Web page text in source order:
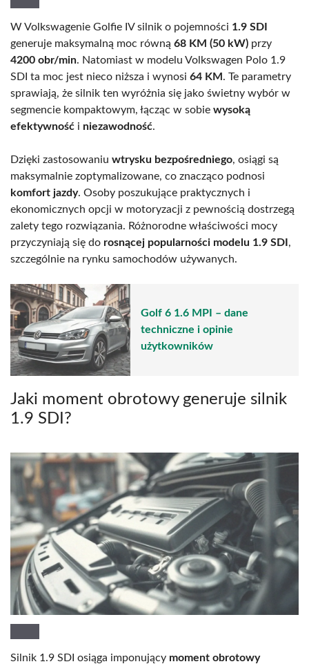
W Volkswagenie Golfie IV silnik o pojemności 1.9 SDI
generuje maksymalną moc równą 68 KM (50 kW) przy
4200 obr/min. Natomiast w modelu Volkswagen Polo 1.9
SDI ta moc jest nieco niższa i wynosi 64 KM . Te parametry
sprawiają, że silnik ten wyróżnia się jako świetny wybór w
segmencie kompaktowym, łącząc w sobie wysoką
efektywność i niezawodność.
Dzięki zastosowaniu wtrysku bezpośredniego, osiągi są
maksymalnie zoptymalizowane, co znacząco podnosi
komfort jazdy. Osoby poszukujące praktycznych i
ekonomicznych opcji w motoryzacji z pewnością dostrzegą
zalety tego rozwiązania. Różnorodne właściwości mocy
przyczyniają się do rosnącej popularności modelu 1.9 SDI ,
szczególnie na rynku samochodów używanych.
Golf 6 1.6 MPI – dane
techniczne i opinie
użytkowników
Jaki moment obrotowy generuje silnik
1.9 SDI?
Silnik 1.9 SDI osiąga imponujący moment obrotowy